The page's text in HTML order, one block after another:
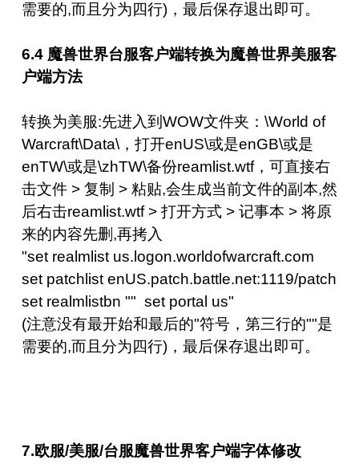
需要的,而且分为四行)，最后保存退出即可。
6.4 魔兽世界台服客户端转换为魔兽世界美服客
户端方法
转换为美服:先进入到WOW文件夹：\World of
Warcraft\Data\，打开enUS\或是enGB\或是
enTW\或是\zhTW\备份reamlist.wtf，可直接右
击文件 > 复制 > 粘贴,会生成当前文件的副本,然
后右击reamlist.wtf > 打开方式 > 记事本 > 将原
来的内容先删,再拷入
"set realmlist us.logon.worldofwarcraft.com
set patchlist enUS.patch.battle.net:1119/patch
set realmlistbn "" set portal us"
(注意没有最开始和最后的"符号，第三行的""是
需要的,而且分为四行)，最后保存退出即可。
7.欧服/美服/台服魔兽世界客户端字体修改